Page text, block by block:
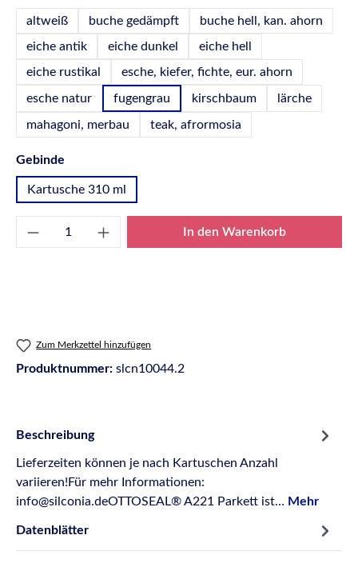
altweiß buche gedämpft
buche hell, kan. ahorn
eiche antik
eiche dunkel
eiche hell
eiche rustikal
esche, kiefer, fichte, eur. ahorn
esche natur fugengrau kirschbaum lärche
mahagoni, merbau teak, afrormosia
Gebinde
Kartusche 310 ml
Produkt Anzahl: Gib den gewünschten
In den Warenkorb
Zum Merkzettel hinzufügen
Produktnummer: slcn10044.2
Beschreibung
Lieferzeiten können je nach Kartuschen Anzahl
variieren!Für mehr Informationen:
info@silconia.deOTTOSEAL® A221 Parkett ist… Mehr
Datenblätter